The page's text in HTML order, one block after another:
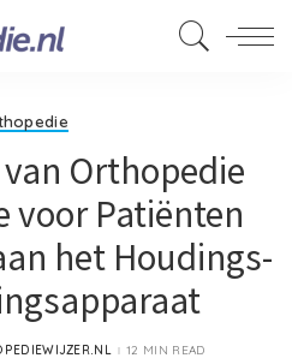
Orthopedie
voor Patiënten
het Houdings-
12 MIN READ